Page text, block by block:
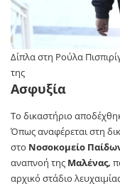
Δίπλα στη Ρούλα
της
Ασφυξία
Το δικαστήριο
Όπως αναφέρεται στη
στο Νοσοκομείο
αναπνοή της Μαλένας,
αρχικό στάδιο